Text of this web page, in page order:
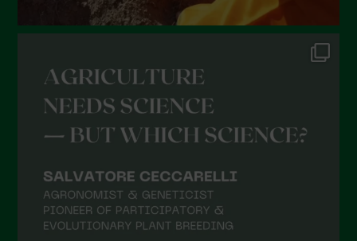
Novembre 2021
Settembre 2021
Agosto 2021
Luglio 2021
Aprile 2021